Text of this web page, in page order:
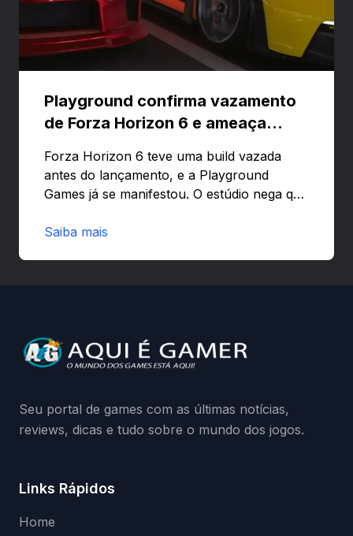
Playground confirma vazamento
de Forza Horizon 6 e ameaça
Forza Horizon 6 teve uma build vazada
antes do lançamento, e a Playground
Games já se manifestou. O estúdio nega que
preload e avisa que quem usar versões não
da Playground: negação do preload,
medidas contra acessos não autorizados
Saiba mais
Seu portal de games com as últimas notícias,
reviews, dicas e tudo sobre o mundo dos jogos.
Links Rápidos
Home